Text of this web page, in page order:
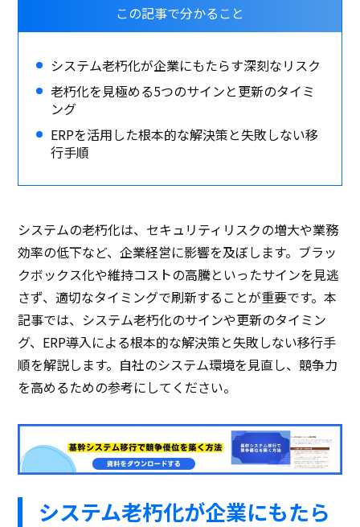
この記事で分かること
システム老朽化が企業にもたらす深刻なリスク
老朽化を見極める5つのサインと更新のタイミ
ング
ERPを活用した根本的な解決策と失敗しない移
行手順
システムの老朽化は、セキュリティリスクの増大や業務
効率の低下など、企業経営に影響を及ぼします。ブラッ
クボックス化や維持コストの高騰といったサインを見逃
さず、適切なタイミングで刷新することが重要です。本
記事では、システム老朽化のサインや更新のタイミン
グ、ERP導入による根本的な解決策と失敗しない移行手
順を解説します。自社のシステム環境を見直し、競争力
を高めるための参考にしてください。
システム老朽化が企業にもたら